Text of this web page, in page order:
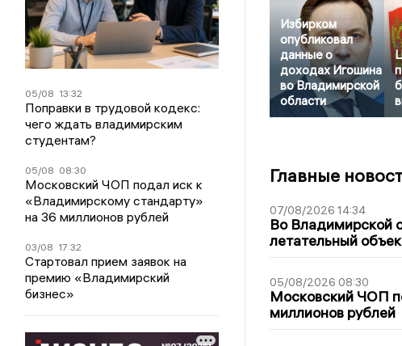
05/08 13:32
Поправки в трудовой кодекс:
чего ждать владимирским
студентам?
05/08 08:30
Московский ЧОП подал иск к
«Владимирскому стандарту»
на 36 миллионов рублей
03/08 17:32
Стартовал прием заявок на
премию «Владимирский
бизнес»
Избирком
опубликовал
данные о
доходах Игошина
во Владимирской
области
Главные
07/08/2026 14:34
Во Владимирской
летательный
05/08/2026 08:30
Московский ЧОП
миллионов рублей